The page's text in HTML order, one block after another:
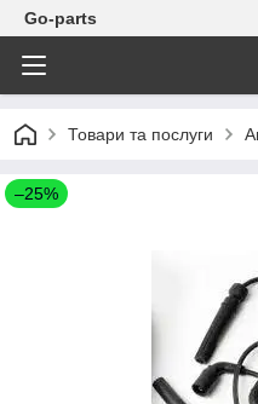
Go-parts
Товари та послуги
–25%